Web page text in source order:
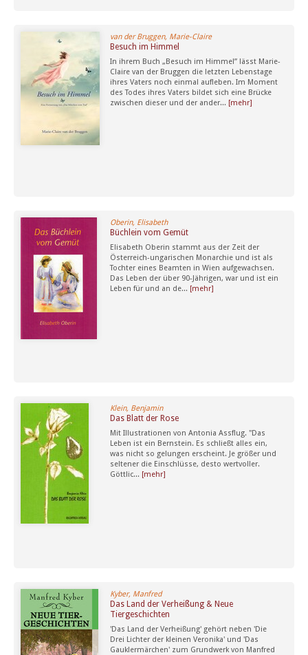
van der Bruggen, Marie-Claire
Besuch im Himmel
In ihrem Buch „Besuch im Himmel” lässt Marie-
Claire van der Bruggen die letzten Lebenstage
ihres Vaters noch einmal aufleben. Im Moment
des Todes ihres Vaters bildet sich eine Brücke
zwischen dieser und der ander... [mehr]
Oberin, Elisabeth
Büchlein vom Gemüt
Elisabeth Oberin stammt aus der Zeit der
Österreich-ungarischen Monarchie und ist als
Tochter eines Beamten in Wien aufgewachsen.
Das Leben der über 90-Jährigen, war und ist ein
Leben für und an de... [mehr]
Klein, Benjamin
Das Blatt der Rose
Mit Illustrationen von Antonia Assflug. "Das
Leben ist ein Bernstein. Es schließt alles ein,
was nicht so gelungen erscheint. Je größer und
seltener die Einschlüsse, desto wertvoller.
Göttlic... [mehr]
Kyber, Manfred
Das Land der Verheißung & Neue
Tiergeschichten
'Das Land der Verheißung' gehört neben 'Die
Drei Lichter der kleinen Veronika' und 'Das
Gauklermärchen' zum Grundwerk von Manfred